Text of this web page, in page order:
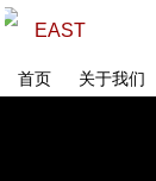
EAST
首页 关于我们